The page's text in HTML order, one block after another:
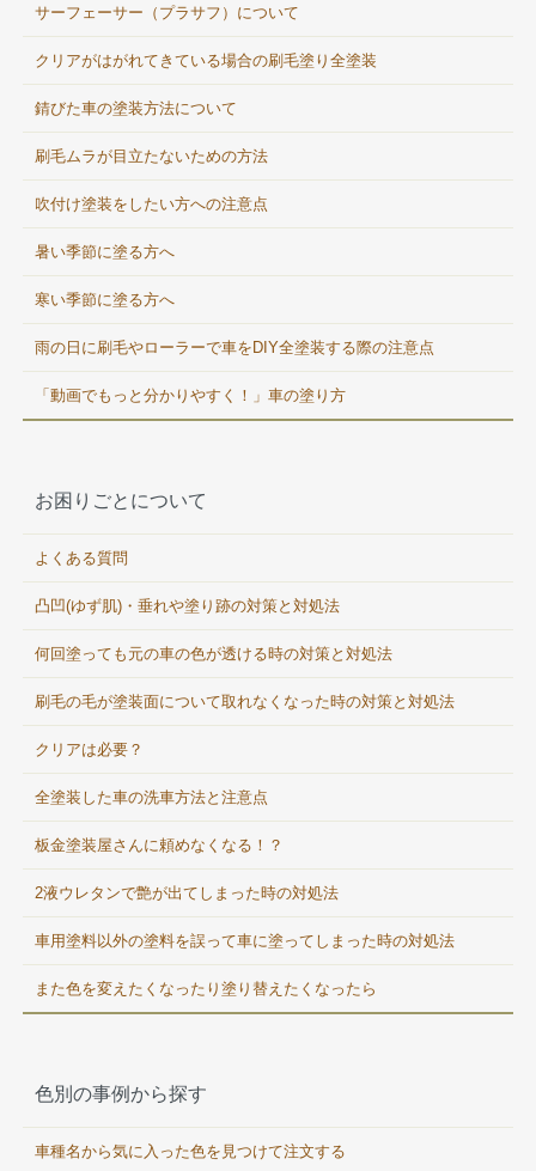
サーフェーサー（プラサフ）について
クリアがはがれてきている場合の刷毛塗り全塗装
錆びた車の塗装方法について
刷毛ムラが目立たないための方法
吹付け塗装をしたい方への注意点
暑い季節に塗る方へ
寒い季節に塗る方へ
雨の日に刷毛やローラーで車をDIY全塗装する際の注意点
「動画でもっと分かりやすく！」車の塗り方
お困りごとについて
よくある質問
凸凹(ゆず肌)・垂れや塗り跡の対策と対処法
何回塗っても元の車の色が透ける時の対策と対処法
刷毛の毛が塗装面について取れなくなった時の対策と対処法
クリアは必要？
全塗装した車の洗車方法と注意点
板金塗装屋さんに頼めなくなる！？
2液ウレタンで艶が出てしまった時の対処法
車用塗料以外の塗料を誤って車に塗ってしまった時の対処法
また色を変えたくなったり塗り替えたくなったら
色別の事例から探す
車種名から気に入った色を見つけて注文する